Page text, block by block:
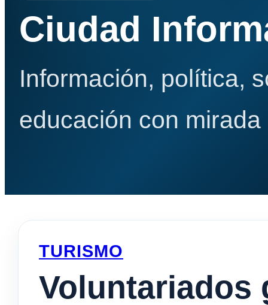
Ciudad
Información, política,
educación con
TURISMO
Voluntariados